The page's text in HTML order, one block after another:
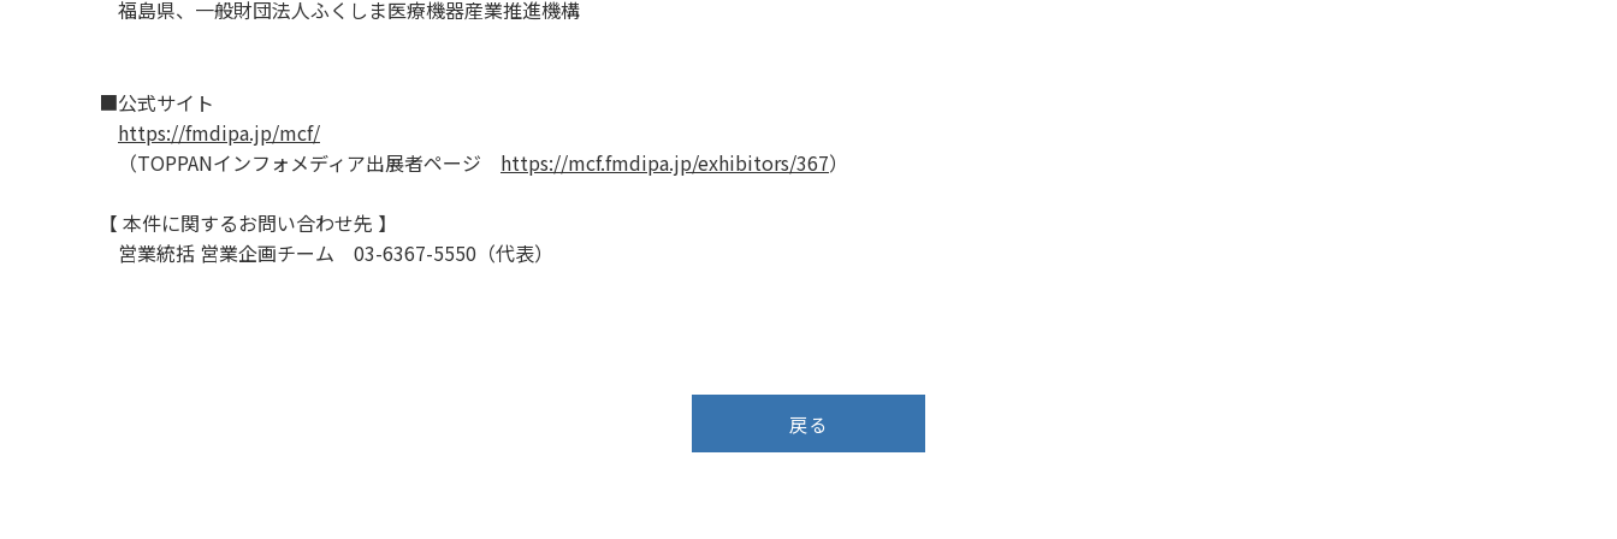
福島県、一般財団法人ふくしま医療機器産業推進機構
■公式サイト
https://fmdipa.jp/mcf/
（TOPPANインフォメディア出展者ページ https://mcf.fmdipa.jp/exhibitors/367）
【 本件に関するお問い合わせ先 】
営業統括 営業企画チーム 03-6367-5550（代表）
戻る